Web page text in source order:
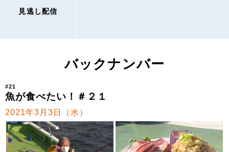
見逃し配信
バックナンバー
#21
魚が食べたい！＃２１
2021年3月3日（水）